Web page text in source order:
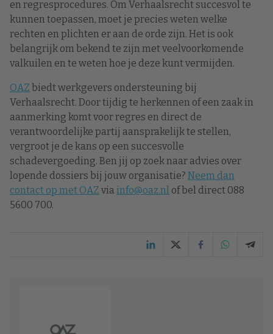
en regresprocedures. Om Verhaalsrecht succesvol te
kunnen toepassen, moet je precies weten welke
rechten en plichten er aan de orde zijn. Het is ook
belangrijk om bekend te zijn met veelvoorkomende
valkuilen en te weten hoe je deze kunt vermijden.
OAZ biedt werkgevers ondersteuning bij
Verhaalsrecht. Door tijdig te herkennen of een zaak in
aanmerking komt voor regres en direct de
verantwoordelijke partij aansprakelijk te stellen,
vergroot je de kans op een succesvolle
schadevergoeding. Ben jij op zoek naar advies over
lopende dossiers bij jouw organisatie? Neem dan
contact op met OAZ via info@oaz.nl of bel direct 088
5600 700.